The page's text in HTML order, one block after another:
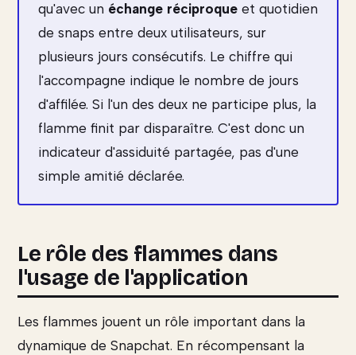
qu'avec un échange réciproque et quotidien
de snaps entre deux utilisateurs, sur
plusieurs jours consécutifs. Le chiffre qui
l'accompagne indique le nombre de jours
d'affilée. Si l'un des deux ne participe plus, la
flamme finit par disparaître. C'est donc un
indicateur d'assiduité partagée, pas d'une
simple amitié déclarée.
Le rôle des flammes dans
l'usage de l'application
Les flammes jouent un rôle important dans la
dynamique de Snapchat. En récompensant la